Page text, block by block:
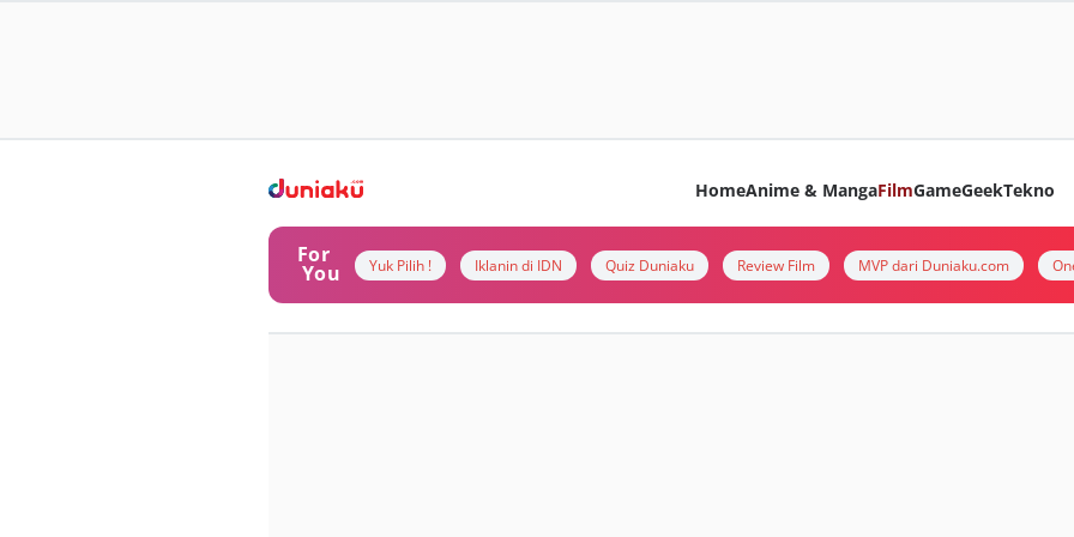
HomeAnime & MangaFilmGameGeekTekno
For
You Yuk Pilih ! Iklanin di IDN Quiz Duniaku Review Film MVP dari Duniaku.com